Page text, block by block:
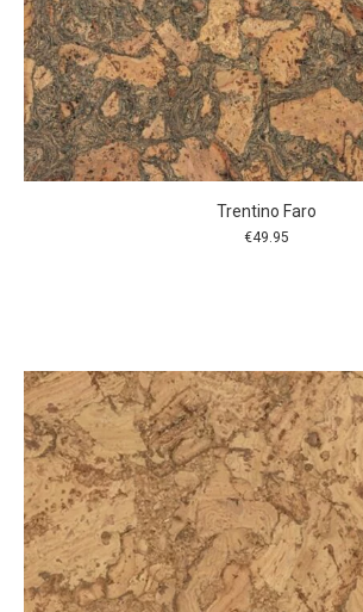
Trentino Faro
€49.95